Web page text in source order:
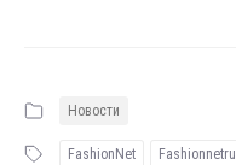
Новости
FashionNet Fashionnetru